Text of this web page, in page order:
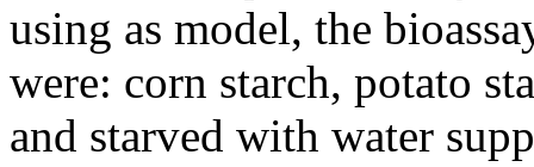
using as model, the
were: corn starch, potato
and starved with water